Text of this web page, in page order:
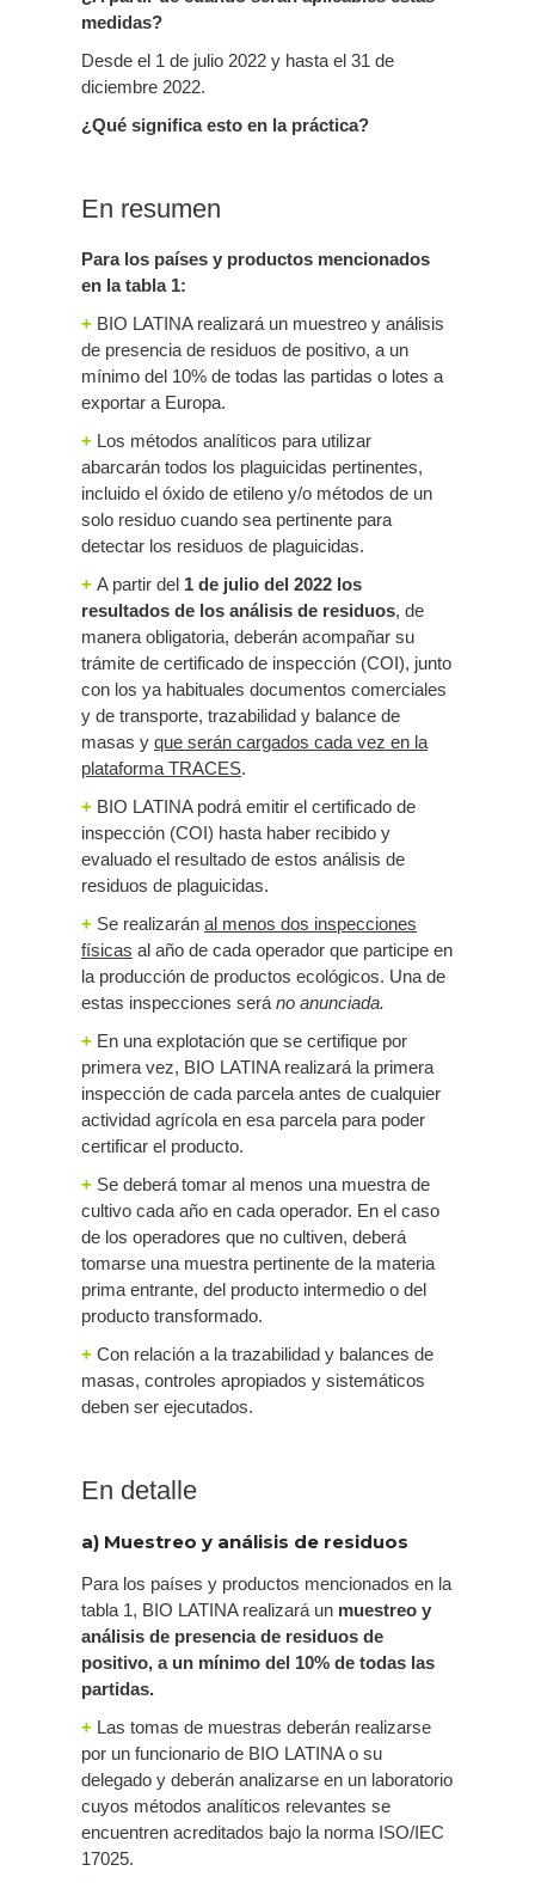
medidas?
Desde el 1 de julio 2022 y hasta el 31 de
diciembre 2022.
¿Qué significa esto en la práctica?
En resumen
Para los países y productos mencionados
en la tabla 1:
+ BIO LATINA realizará un muestreo y análisis
de presencia de residuos de positivo, a un
mínimo del 10% de todas las partidas o lotes a
exportar a Europa.
+ Los métodos analíticos para utilizar
abarcarán todos los plaguicidas pertinentes,
incluido el óxido de etileno y/o métodos de un
solo residuo cuando sea pertinente para
detectar los residuos de plaguicidas.
+ A partir del 1 de julio del 2022 los
resultados de los análisis de residuos, de
manera obligatoria, deberán acompañar su
trámite de certificado de inspección (COI), junto
con los ya habituales documentos comerciales
y de transporte, trazabilidad y balance de
masas y que serán cargados cada vez en la
plataforma TRACES.
+ BIO LATINA podrá emitir el certificado de
inspección (COI) hasta haber recibido y
evaluado el resultado de estos análisis de
residuos de plaguicidas.
+ Se realizarán al menos dos inspecciones
físicas al año de cada operador que participe en
la producción de productos ecológicos. Una de
estas inspecciones será no anunciada.
+ En una explotación que se certifique por
primera vez, BIO LATINA realizará la primera
inspección de cada parcela antes de cualquier
actividad agrícola en esa parcela para poder
certificar el producto.
+ Se deberá tomar al menos una muestra de
cultivo cada año en cada operador. En el caso
de los operadores que no cultiven, deberá
tomarse una muestra pertinente de la materia
prima entrante, del producto intermedio o del
producto transformado.
+ Con relación a la trazabilidad y balances de
masas, controles apropiados y sistemáticos
deben ser ejecutados.
En detalle
a) Muestreo y análisis de residuos
Para los países y productos mencionados en la
tabla 1, BIO LATINA realizará un muestreo y
análisis de presencia de residuos de
positivo, a un mínimo del 10% de todas las
partidas.
+ Las tomas de muestras deberán realizarse
por un funcionario de BIO LATINA o su
delegado y deberán analizarse en un laboratorio
cuyos métodos analíticos relevantes se
encuentren acreditados bajo la norma ISO/IEC
17025.